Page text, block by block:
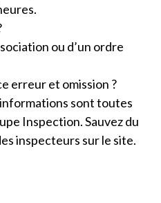
ou d’un ordre
erreur et omission ?
sont toutes
Inspection. Sauvez du
inspecteurs sur le site.